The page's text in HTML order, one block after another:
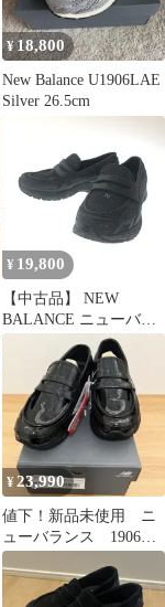
¥18,800
New Balance U1906LAE
Silver 26.5cm
¥ 19,800
【中古品】 NEW
BALANCE ニューバラ
ンス BLACK
BLACKTOP PHANTOM
U1906LAI 1906L ブラッ
ク ブラックトップ ファ
ントム スニーカー 靴
【162-260805-rt-23-
tagh】
¥23,990
値下！新品未使用 ニ
ューバランス 1906L
エナメルクロコ 黒
24.0cm